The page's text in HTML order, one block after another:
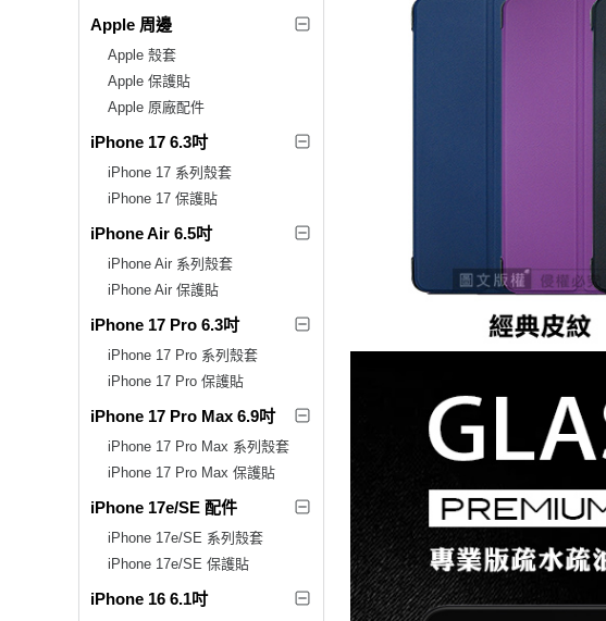
Apple 周邊
Apple 殼套
Apple 保護貼
Apple 原廠配件
iPhone 17 6.3吋
iPhone 17 系列殼套
iPhone 17 保護貼
iPhone Air 6.5吋
iPhone Air 系列殼套
iPhone Air 保護貼
iPhone 17 Pro 6.3吋
iPhone 17 Pro 系列殼套
iPhone 17 Pro 保護貼
iPhone 17 Pro Max 6.9吋
iPhone 17 Pro Max 系列殼套
iPhone 17 Pro Max 保護貼
iPhone 17e/SE 配件
iPhone 17e/SE 系列殼套
iPhone 17e/SE 保護貼
iPhone 16 6.1吋